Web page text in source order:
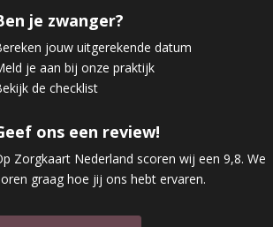
je zwanger?
jouw uitgerekende datum
je aan bij onze praktijk
de checklist
ons een review!
Zorgkaart Nederland scoren wij een 9,8. We
graag hoe jij ons hebt ervaren.